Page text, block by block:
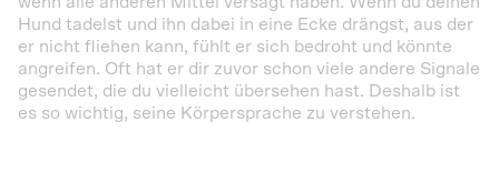
Hund tadelst und ihn dabei in eine Ecke drängst, aus der
er nicht fliehen kann, fühlt er sich bedroht und könnte
angreifen. Oft hat er dir zuvor schon viele andere Signale
gesendet, die du vielleicht übersehen hast. Deshalb ist
es so wichtig, seine Körpersprache zu verstehen.